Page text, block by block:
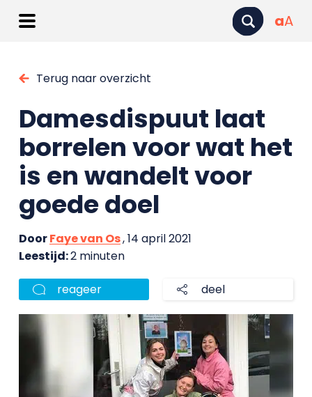
aA
Terug naar overzicht
Damesdispuut laat
borrelen voor wat het
is en wandelt voor
goede doel
DoorFaye van Os, 14 april 2021
Leestijd:2 minuten
reageer deel